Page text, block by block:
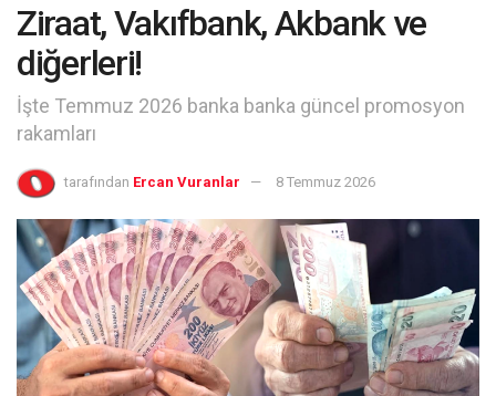
Ziraat, Vakıfbank, Akbank ve
diğerleri!
İşte Temmuz 2026 banka banka güncel promosyon
rakamları
tarafından Ercan Vuranlar 8 Temmuz 2026